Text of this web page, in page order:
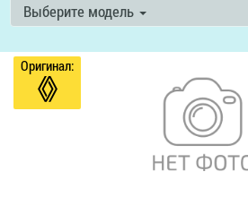
Выберите модель
Оригинал: